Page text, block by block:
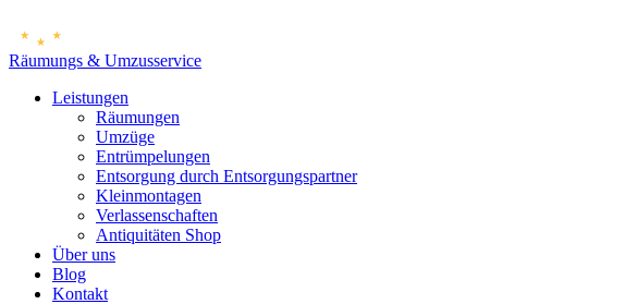
Räumungs & Umzusservice
Leistungen
Räumungen
Umzüge
Entrümpelungen
Entsorgung durch Entsorgungspartner
Kleinmontagen
Verlassenschaften
Antiquitäten Shop
Über uns
Blog
Kontakt